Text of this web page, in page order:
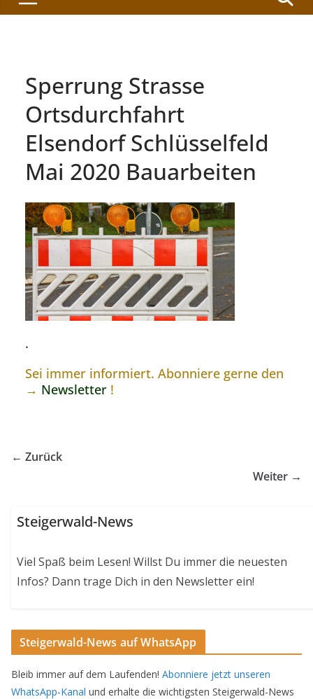
Sperrung Strasse
Ortsdurchfahrt
Elsendorf Schlüsselfeld
Mai 2020 Bauarbeiten
.
Sei immer informiert. Abonniere gerne den
→ Newsletter !
← Zurück
Weiter →
Steigerwald-News
Viel Spaß beim Lesen! Willst Du immer die neuesten
Infos? Dann trage Dich in den Newsletter ein!
Steigerwald-News auf WhatsApp
Bleib immer auf dem Laufenden! Abonniere jetzt unseren
WhatsApp-Kanal und erhalte die wichtigsten Steigerwald-News